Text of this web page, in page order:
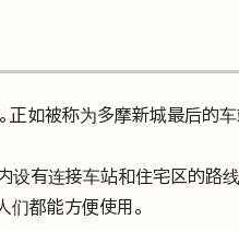
如被称为多摩新城最后的车
有连接车站和住宅区的路
都能方便使用。